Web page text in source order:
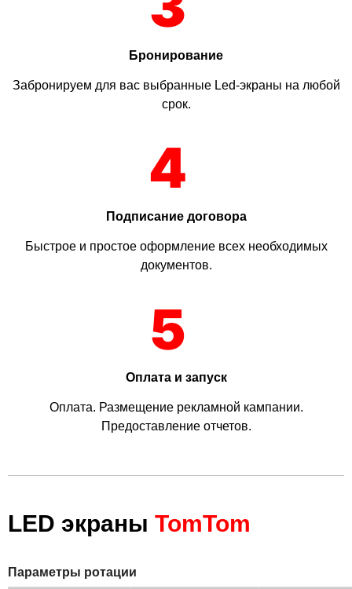
Бронирование
Забронируем для вас выбранные Led-экраны на любой
срок.
4
Подписание договора
Быстрое и простое оформление всех необходимых
документов.
5
Оплата и запуск
Оплата. Размещение рекламной кампании.
Предоставление отчетов.
LED экраны TomTom
Параметры ротации